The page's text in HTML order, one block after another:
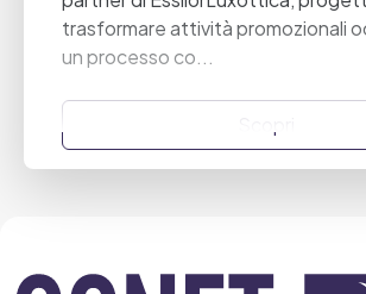
trasformare attività promozionali
un processo co...